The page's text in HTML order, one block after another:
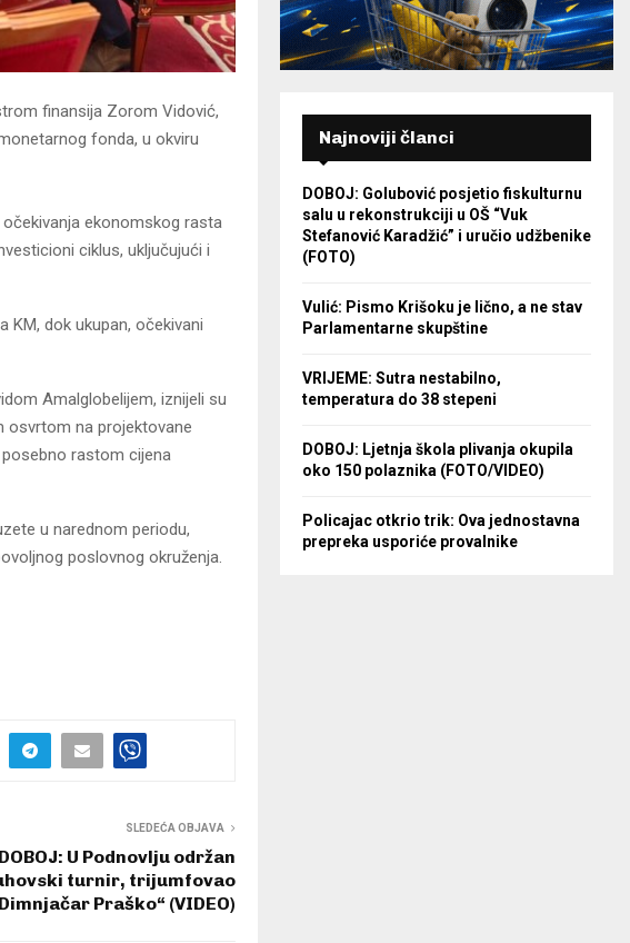
finansija Zorom Vidović,
fonda, u okviru
ekonomskog rasta
ciklus, uključujući i
KM, dok ukupan, očekivani
Amalglobelijem, iznijeli su
osvrtom na projektovane
rastom cijena
u narednom periodu,
poslovnog okruženja.
SLEDEĆA OBJAVA
DOBOJ: U Podnovlju održan
turnir, trijumfovao
Praško“ (VIDEO)
Najnoviji članci
DOBOJ: Golubović posjetio fiskulturnu
salu u rekonstrukciji u OŠ “Vuk
Stefanović Karadžić” i uručio udžbenike
(FOTO)
Vulić: Pismo Krišoku je lično, a ne stav
Parlamentarne skupštine
VRIJEME: Sutra nestabilno,
temperatura do 38 stepeni
DOBOJ: Ljetnja škola plivanja okupila
oko 150 polaznika (FOTO/VIDEO)
Policajac otkrio trik: Ova jednostavna
prepreka usporiće provalnike